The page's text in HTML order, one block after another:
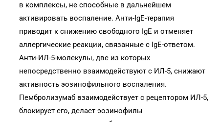
в комплексы, не способные в дальнейшем
активировать воспаление. Анти-IgE-терапия
приводит к снижению свободного IgE и отменяет
аллергические реакции, связанные с IgE-ответом.
Анти-ИЛ-5-молекулы, две из которых
непосредственно взаимодействуют с ИЛ-5, снижают
активность эозинофильного воспаления.
Пембролизумаб взаимодействует с рецептором ИЛ-5,
блокирует его, делает эозинофилы